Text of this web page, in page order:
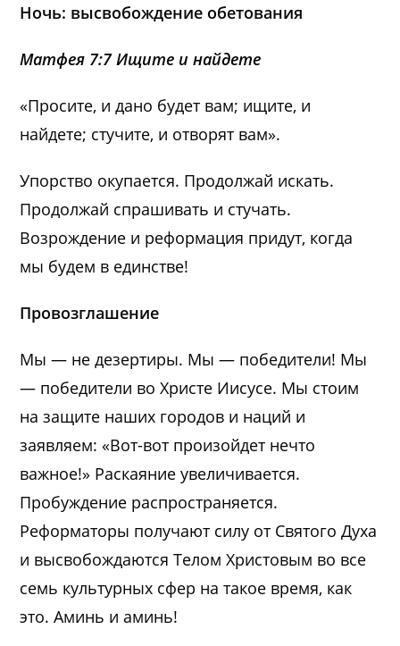
Ночь: высвобождение обетования
Матфея 7:7 Ищите и найдете
«Просите, и дано будет вам; ищите, и
найдете; стучите, и отворят вам».
Упорство окупается. Продолжай искать.
Продолжай спрашивать и стучать.
Возрождение и реформация придут, когда
мы будем в единстве!
Провозглашение
Мы — не дезертиры. Мы — победители! Мы
— победители во Христе Иисусе. Мы стоим
на защите наших городов и наций и
заявляем: «Вот-вот произойдет нечто
важное!» Раскаяние увеличивается.
Пробуждение распространяется.
Реформаторы получают силу от Святого Духа
и высвобождаются Телом Христовым во все
семь культурных сфер на такое время, как
это. Аминь и аминь!